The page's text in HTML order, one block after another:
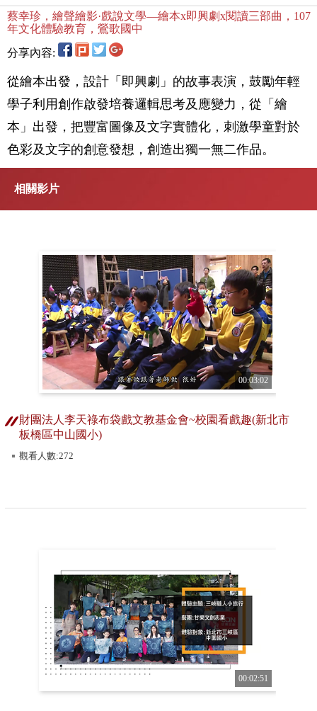
蔡幸珍，繪聲繪影·戲說文學—繪本x即興劇x閱讀三部曲，107
年文化體驗教育，鶯歌國中
分享內容:
從繪本出發，設計「即興劇」的故事表演，鼓勵年輕
學子利用創作啟發培養邏輯思考及應變力，從「繪
本」出發，把豐富圖像及文字實體化，刺激學童對於
色彩及文字的創意發想，創造出獨一無二作品。
相關影片
00:03:02
財團法人李天祿布袋戲文教基金會~校園看戲趣(新北市
板橋區中山國小)
觀看人數:272
00:02:51